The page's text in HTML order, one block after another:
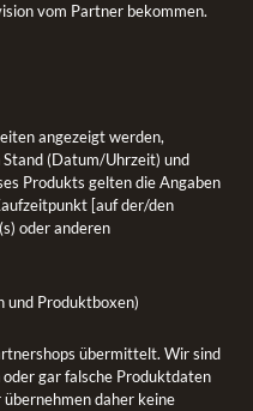
vom Partner bekommen.
angezeigt werden,
Stand (Datum/Uhrzeit) und
Produkts gelten die Angaben
[auf der/den
oder anderen
und Produktboxen)
übermittelt. Wir sind
gar falsche Produktdaten
daher keine